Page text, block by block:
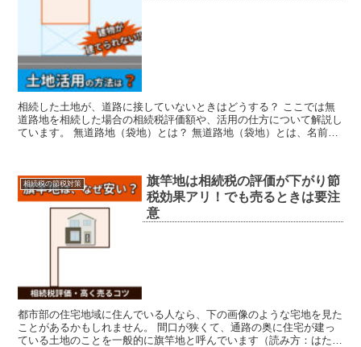
相続した土地が、道路に接していないときはどうする？ ここでは無
道路地を相続した場合の相続税評価額や、活用の仕方について解説し
ています。 無道路地（袋地）とは？ 無道路地（袋地）とは、名前の
相続税の節税対策
旗竿地は相続税の評価が下がり節
税効果アリ！でも売るときは要注
意
都市部の住宅地域に住んでいる人なら、下の画像のような宅地を見た
ことがあるかもしれません。 間口が狭くて、通路の奥に住宅が建っ
ている土地のことを一般的に旗竿地と呼んでいます（読み方：はたざ